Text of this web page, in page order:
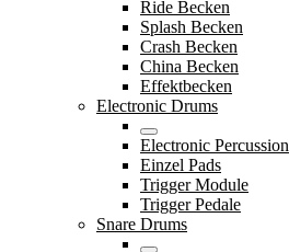
Ride Becken
Splash Becken
Crash Becken
China Becken
Effektbecken
Electronic Drums
Electronic Percussion
Einzel Pads
Trigger Module
Trigger Pedale
Snare Drums